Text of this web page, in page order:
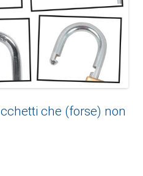
che (forse) non